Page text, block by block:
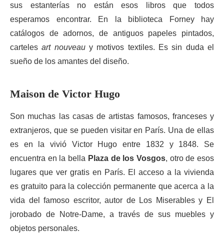
sus estanterías no están esos libros que todos
esperamos encontrar. En la biblioteca Forney hay
catálogos de adornos, de antiguos papeles pintados,
cartelesart nouveauy motivos textiles. Es sin duda el
sueño de los amantes del diseño.
Maison de Victor Hugo
Son muchas las casas de artistas famosos, franceses y
extranjeros, que se pueden visitar en París. Una de ellas
es en la vivió Victor Hugo entre 1832 y 1848. Se
encuentra en la bella Plaza de los Vosgos, otro de esos
lugares que ver gratis en París. El acceso a la vivienda
es gratuito para la colección permanente que acerca a la
vida del famoso escritor, autor de Los Miserables y El
jorobado de Notre-Dame, a través de sus muebles y
objetos personales.